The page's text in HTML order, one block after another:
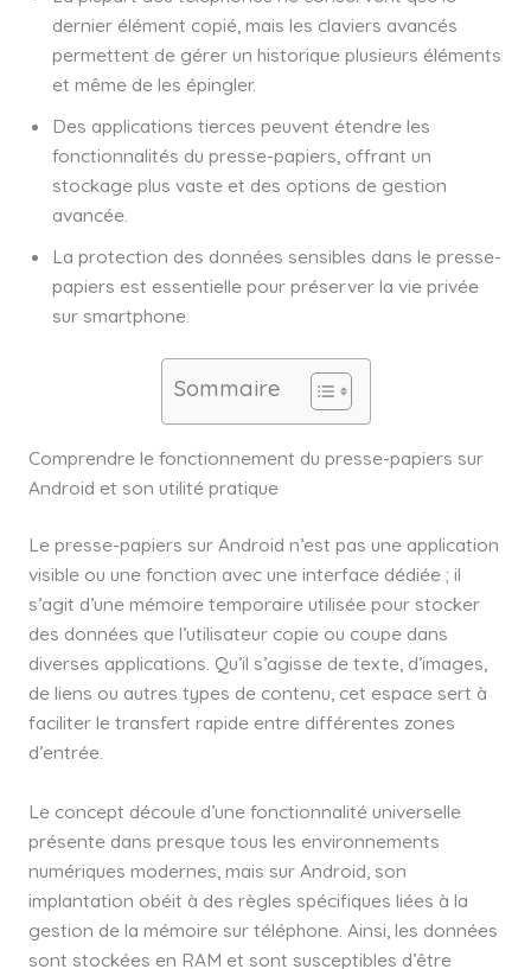
dernier élément copié, mais les claviers avancés
permettent de gérer un historique plusieurs éléments
et même de les épingler.
Des applications tierces peuvent étendre les
fonctionnalités du presse-papiers, offrant un
stockage plus vaste et des options de gestion
avancée.
La protection des données sensibles dans le presse-
papiers est essentielle pour préserver la vie privée
sur smartphone.
Sommaire
Comprendre le fonctionnement du presse-papiers sur
Android et son utilité pratique
Le presse-papiers sur Android n’est pas une application
visible ou une fonction avec une interface dédiée ; il
s’agit d’une mémoire temporaire utilisée pour stocker
des données que l’utilisateur copie ou coupe dans
diverses applications. Qu’il s’agisse de texte, d’images,
de liens ou autres types de contenu, cet espace sert à
faciliter le transfert rapide entre différentes zones
d’entrée.
Le concept découle d’une fonctionnalité universelle
présente dans presque tous les environnements
numériques modernes, mais sur Android, son
implantation obéit à des règles spécifiques liées à la
gestion de la mémoire sur téléphone. Ainsi, les données
sont stockées en RAM et sont susceptibles d’être